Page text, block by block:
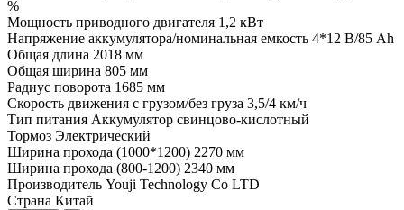
%
Мощность приводного двигателя 1,2 кВт
Напряжение аккумулятора/номинальная емкость 4*12 В/85 Ah
Общая длина 2018 мм
Общая ширина 805 мм
Радиус поворота 1685 мм
Скорость движения с грузом/без груза 3,5/4 км/ч
Тип питания Аккумулятор свинцово-кислотный
Тормоз Электрический
Ширина прохода (1000*1200) 2270 мм
Ширина прохода (800-1200) 2340 мм
Производитель Youji Technology Co LTD
Страна Китай